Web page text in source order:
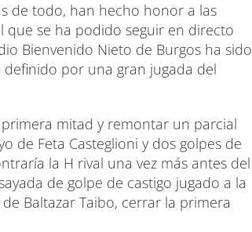
de todo, han hecho honor a las
que se ha podido seguir en directo
Bienvenido Nieto de Burgos ha sido
por una gran jugada del
mitad y remontar un parcial
de Feta Casteglioni y dos golpes de
la H rival una vez más antes del
de golpe de castigo jugado a la
Baltazar Taibo, cerrar la primera